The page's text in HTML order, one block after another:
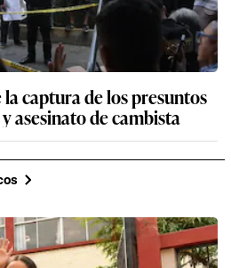
captura de los presuntos
asesinato de cambista